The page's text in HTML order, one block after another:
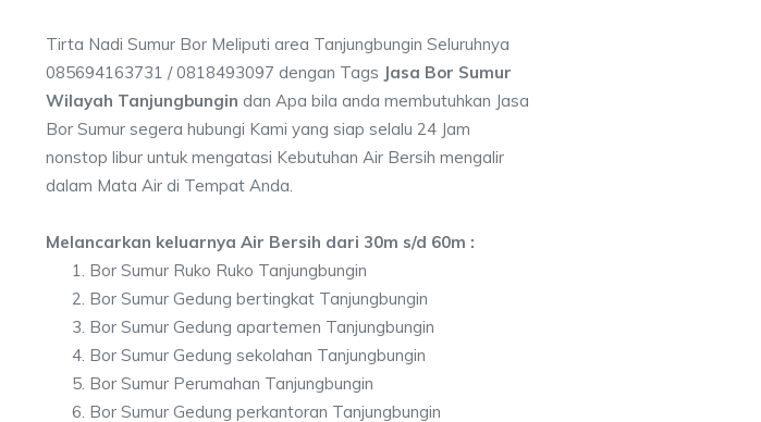
Tirta Nadi Sumur Bor Meliputi area Tanjungbungin Seluruhnya
085694163731 / 0818493097 dengan Tags Jasa Bor Sumur
Wilayah Tanjungbungin dan Apa bila anda membutuhkan Jasa
Bor Sumur segera hubungi Kami yang siap selalu 24 Jam
nonstop libur untuk mengatasi Kebutuhan Air Bersih mengalir
dalam Mata Air di Tempat Anda.
Melancarkan keluarnya Air Bersih dari 30m s/d 60m :
Bor Sumur Ruko Ruko Tanjungbungin
Bor Sumur Gedung bertingkat Tanjungbungin
Bor Sumur Gedung apartemen Tanjungbungin
Bor Sumur Gedung sekolahan Tanjungbungin
Bor Sumur Perumahan Tanjungbungin
Bor Sumur Gedung perkantoran Tanjungbungin